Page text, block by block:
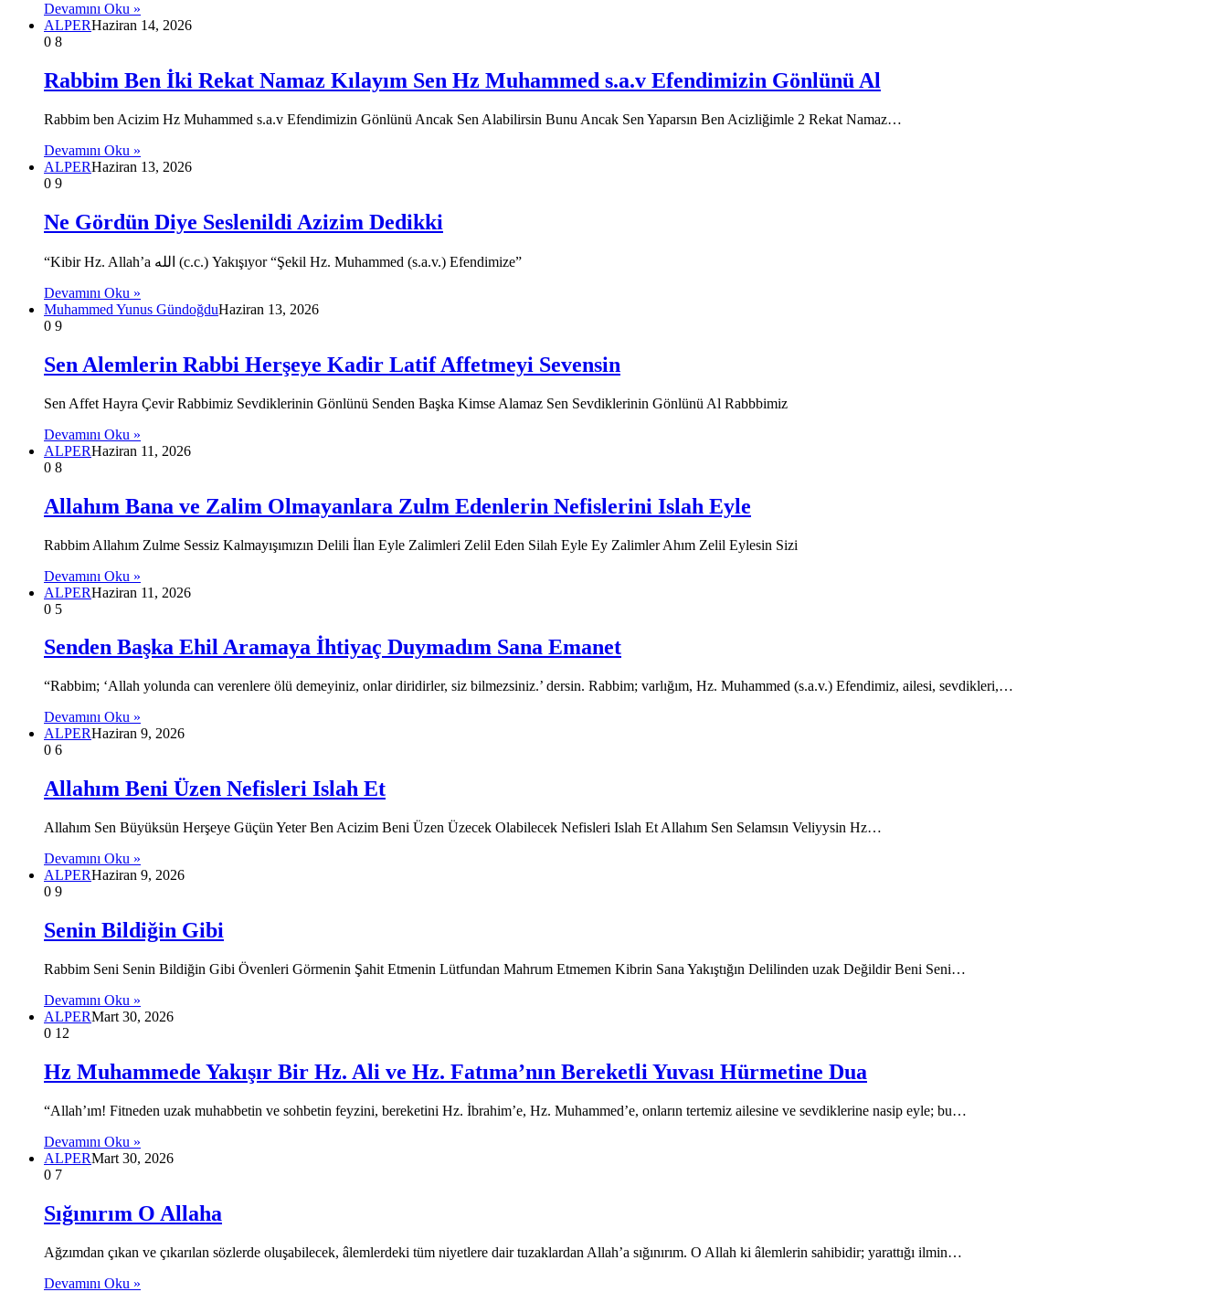
Devamını Oku »
ALPERHaziran 14, 2026
0 8
Rabbim Ben İki Rekat Namaz Kılayım Sen Hz Muhammed s.a.v Efendimizin Gönlünü Al
Rabbim ben Acizim Hz Muhammed s.a.v Efendimizin Gönlünü Ancak Sen Alabilirsin Bunu Ancak Sen Yaparsın Ben Acizliğimle 2 Rekat Namaz…
Devamını Oku »
ALPERHaziran 13, 2026
0 9
Ne Gördün Diye Seslenildi Azizim Dedikki
“Kibir Hz. Allah’a الله (c.c.) Yakışıyor “Şekil Hz. Muhammed (s.a.v.) Efendimize”
Devamını Oku »
Muhammed Yunus GündoğduHaziran 13, 2026
0 9
Sen Alemlerin Rabbi Herşeye Kadir Latif Affetmeyi Sevensin
Sen Affet Hayra Çevir Rabbimiz Sevdiklerinin Gönlünü Senden Başka Kimse Alamaz Sen Sevdiklerinin Gönlünü Al Rabbbimiz
Devamını Oku »
ALPERHaziran 11, 2026
0 8
Allahım Bana ve Zalim Olmayanlara Zulm Edenlerin Nefislerini Islah Eyle
Rabbim Allahım Zulme Sessiz Kalmayışımızın Delili İlan Eyle Zalimleri Zelil Eden Silah Eyle Ey Zalimler Ahım Zelil Eylesin Sizi
Devamını Oku »
ALPERHaziran 11, 2026
0 5
Senden Başka Ehil Aramaya İhtiyaç Duymadım Sana Emanet
“Rabbim; ‘Allah yolunda can verenlere ölü demeyiniz, onlar diridirler, siz bilmezsiniz.’ dersin. Rabbim; varlığım, Hz. Muhammed (s.a.v.) Efendimiz, ailesi, sevdikleri,…
Devamını Oku »
ALPERHaziran 9, 2026
0 6
Allahım Beni Üzen Nefisleri Islah Et
Allahım Sen Büyüksün Herşeye Güçün Yeter Ben Acizim Beni Üzen Üzecek Olabilecek Nefisleri Islah Et Allahım Sen Selamsın Veliyysin Hz…
Devamını Oku »
ALPERHaziran 9, 2026
0 9
Senin Bildiğin Gibi
Rabbim Seni Senin Bildiğin Gibi Övenleri Görmenin Şahit Etmenin Lütfundan Mahrum Etmemen Kibrin Sana Yakıştığın Delilinden uzak Değildir Beni Seni…
Devamını Oku »
ALPERMart 30, 2026
0 12
Hz Muhammede Yakışır Bir Hz. Ali ve Hz. Fatıma’nın Bereketli Yuvası Hürmetine Dua
“Allah’ım! Fitneden uzak muhabbetin ve sohbetin feyzini, bereketini Hz. İbrahim’e, Hz. Muhammed’e, onların tertemiz ailesine ve sevdiklerine nasip eyle; bu…
Devamını Oku »
ALPERMart 30, 2026
0 7
Sığınırım O Allaha
Ağzımdan çıkan ve çıkarılan sözlerde oluşabilecek, âlemlerdeki tüm niyetlere dair tuzaklardan Allah’a sığınırım. O Allah ki âlemlerin sahibidir; yarattığı ilmin…
Devamını Oku »